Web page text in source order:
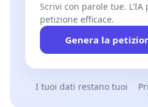
Scrivi con parole tue.
petizione efficace.
Genera la
I tuoi dati restano tuoi